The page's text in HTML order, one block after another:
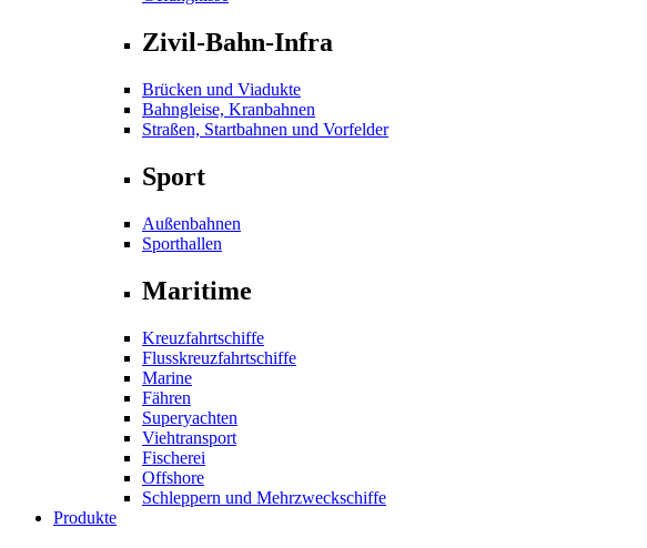
Zivil-Bahn-Infra
Brücken und Viadukte
Bahngleise, Kranbahnen
Straßen, Startbahnen und Vorfelder
Sport
Außenbahnen
Sporthallen
Maritime
Kreuzfahrtschiffe
Flusskreuzfahrtschiffe
Marine
Fähren
Superyachten
Viehtransport
Fischerei
Offshore
Schleppern und Mehrzweckschiffe
Produkte